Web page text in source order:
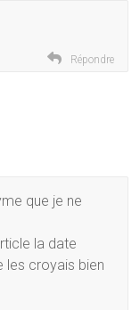
Répondre
que je ne
la date
les croyais bien